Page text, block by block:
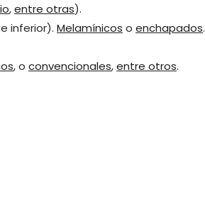
,entre otras).
inferior).Melamínicos oenchapados.
, oconvencionales,entre otros.